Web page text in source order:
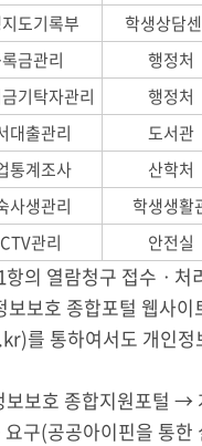
도기록부
학생상담
금관리
행정처
기탁자관리 행정처
대출관리 도서관
통계조사 산학처
사생관리 학생생활
관리 안전실
의 열람청구 접수ㆍ처
보보호 종합포털 웹사이
를 통하여서도 개인정
보보호 종합지원포털 →
구(공공아이핀을 통한